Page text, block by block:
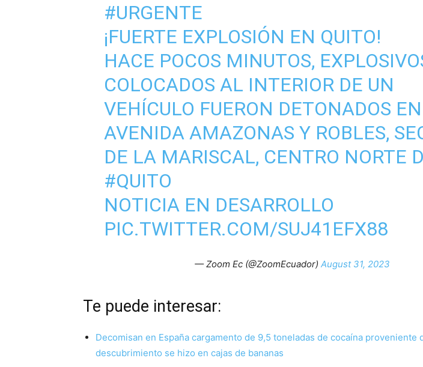
#URGENTE
¡FUERTE EXPLOSIÓN EN QUITO!
HACE POCOS MINUTOS,
COLOCADOS AL INTERIOR DE UN
VEHÍCULO FUERON DETONADOS
AVENIDA AMAZONAS Y ROBLES,
DE LA MARISCAL, CENTRO NORTE
#QUITO
NOTICIA EN DESARROLLO
PIC.TWITTER.COM/SUJ41EFX88
— Zoom Ec (@ZoomEcuador) August 31, 2023
Te puede interesar:
Decomisan en España cargamento de 9,5 toneladas de cocaína proveniente
descubrimiento se hizo en cajas de bananas